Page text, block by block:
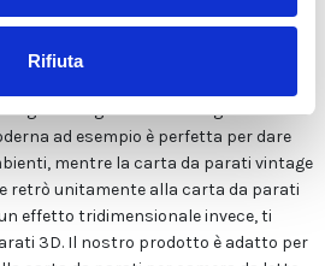
Rifiuta
GOLD, garantendo la massima
Disponiamo di una vasta gamma
immagini molto variegato. La
ad esempio è perfetta per dare
mentre la carta da parati vintage
retrò unitamente alla carta da parati
effetto tridimensionale invece, ti
3D. Il nostro prodotto è adatto per